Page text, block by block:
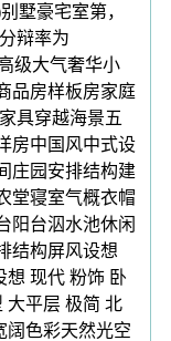
墅豪宅室第，
辩率为
级大气奢华小
品房样板房家庭
具穿越海景五
房中国风中式设
庄园安排结构建
堂寝室气概衣帽
阳台泅水池休闲
结构屏风设想
想 现代 粉饰 卧
大平层 极简 北
阔色彩天然光空